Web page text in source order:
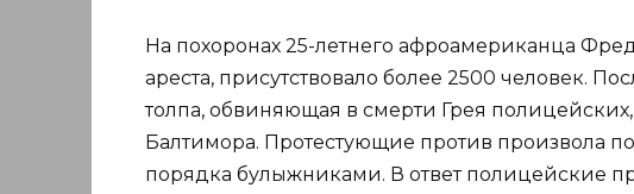
На похоронах 25-летнего афроамериканца
ареста, присутствовало более 2500 человек.
толпа, обвиняющая в смерти Грея
Балтимора. Протестующие против произвола
порядка булыжниками. В ответ полицейские